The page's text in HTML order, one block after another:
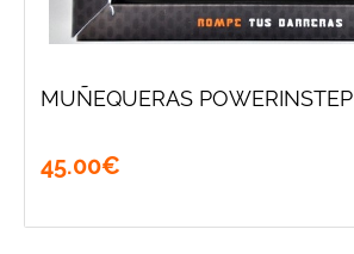
MUÑEQUERAS POWERINSTEP
45.00€